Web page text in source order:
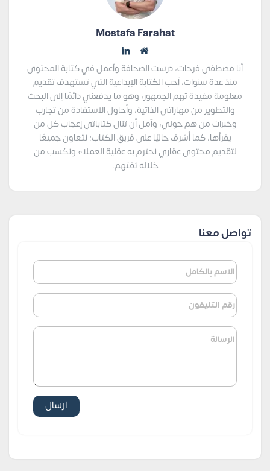
Mostafa Farahat
أنا مصطفى فرحات، درست الصحافة وأعمل في كتابة المحتوى
منذ عدة سنوات، أحب الكتابة الإبداعية التي تستهدف تقديم
معلومة مفيدة تهم الجمهور، وهو ما يدفعني دائمًا إلى البحث
والتطوير من مهاراتي الذاتية، وأحاول الاستفادة من تجارب
وخبرات من هم حولي، وآمل أن تنال كتاباتي إعجاب كل من
يقرأها، كما أُشرف حاليًا على فريق الكتاب؛ نتعاون جميعًا
لتقديم محتوى عقاري نحترم به عقلية العملاء ونكسب من
خلاله ثقتهم.
تواصل معنا